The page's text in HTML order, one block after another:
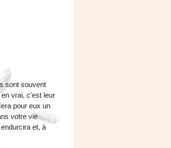
sont souvent
vrai, c'est leur
pour eux un
votre vie
et, à